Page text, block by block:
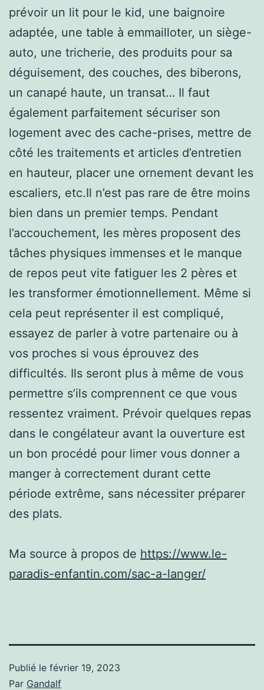
prévoir un lit pour le kid, une baignoire
adaptée, une table à emmailloter, un siège-
auto, une tricherie, des produits pour sa
déguisement, des couches, des biberons,
un canapé haute, un transat… Il faut
également parfaitement sécuriser son
logement avec des cache-prises, mettre de
côté les traitements et articles d’entretien
en hauteur, placer une ornement devant les
escaliers, etc.Il n’est pas rare de être moins
bien dans un premier temps. Pendant
l’accouchement, les mères proposent des
tâches physiques immenses et le manque
de repos peut vite fatiguer les 2 pères et
les transformer émotionnellement. Même si
cela peut représenter il est compliqué,
essayez de parler à votre partenaire ou à
vos proches si vous éprouvez des
difficultés. Ils seront plus à même de vous
permettre s’ils comprennent ce que vous
ressentez vraiment. Prévoir quelques repas
dans le congélateur avant la ouverture est
un bon procédé pour limer vous donner a
manger à correctement durant cette
période extrême, sans nécessiter préparer
des plats.
Ma source à propos de https://www.le-
paradis-enfantin.com/sac-a-langer/
Publié le février 19, 2023
Par Gandalf